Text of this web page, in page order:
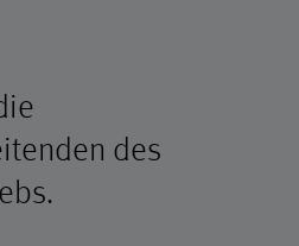
des